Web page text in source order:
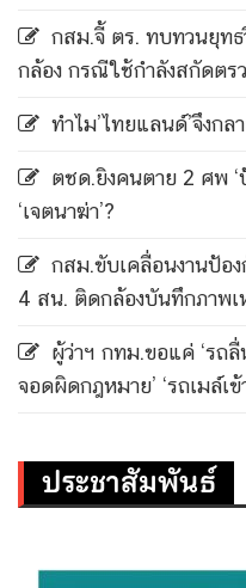
กสม.จี้ ตร. ทบทวนยุท
กล้อง กรณีใช้กำลังสกัดตร
ทำไม’ไทยแลนด์’จึงก
ตชด.ยิงคนตาย 2 ศพ ‘
‘เจตนาฆ่า’?
กสม.ขับเคลื่อนงานป้อ
4 สน. ติดกล้องบันทึกภาพเ
ผู้ว่าฯ กทม.ขอแค่ ‘รถลื่
จอดผิดกฎหมาย’ ‘รถเมล์เ
ประชาสัมพันธ์